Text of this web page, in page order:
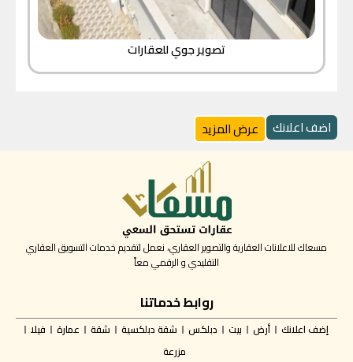
تصوير جوي للعقارات
اضف اعلانك عرض المزيد
مسعاك للاعلانات العقارية والتصوير العقاري، نعمل لتقديم خدمات التسويق العقاري
التقليدي و الرقمي معاً
روابط خدماتنا
إضف اعلانك أرض بيت دبلكس شقة دبلكسية شقة عمارة
فيلا
مزرعة